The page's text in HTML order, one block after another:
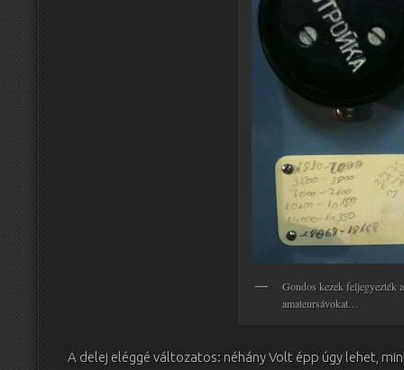
Gondos kezek feljegyezték
amateursávokat…
A delej eléggé változatos: néhány Volt épp úgy lehet,